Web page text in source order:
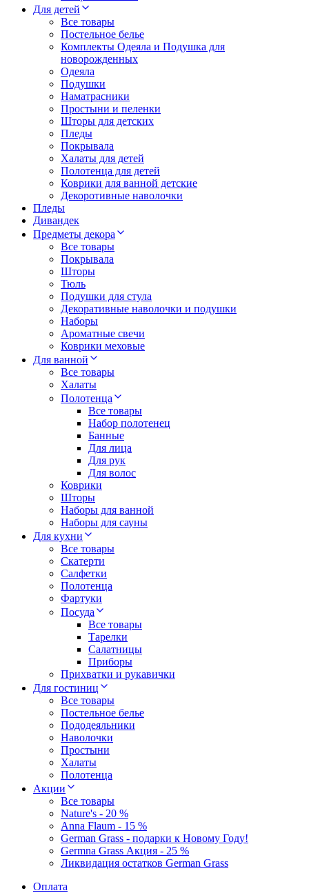
Для детей
Все товары
Постельное белье
Комплекты Одеяла и Подушка для
новорожденных
Одеяла
Подушки
Наматрасники
Простыни и пеленки
Шторы для детских
Пледы
Покрывала
Халаты для детей
Полотенца для детей
Коврики для ванной детские
Декоротивные наволочки
Пледы
Дивандек
Предметы декора
Все товары
Покрывала
Шторы
Тюль
Подушки для стула
Декоративные наволочки и подушки
Наборы
Ароматные свечи
Коврики меховые
Для ванной
Все товары
Халаты
Полотенца
Все товары
Набор полотенец
Банные
Для лица
Для рук
Для волос
Коврики
Шторы
Наборы для ванной
Наборы для сауны
Для кухни
Все товары
Скатерти
Салфетки
Полотенца
Фартуки
Посуда
Все товары
Тарелки
Салатницы
Приборы
Прихватки и рукавички
Для гостиниц
Все товары
Постельное белье
Пододеяльники
Наволочки
Простыни
Халаты
Полотенца
Акции
Все товары
Nature's - 20 %
Anna Flaum - 15 %
German Grass - подарки к Новому Году!
Germna Grass Акция - 25 %
Ликвидация остатков German Grass
Оплата